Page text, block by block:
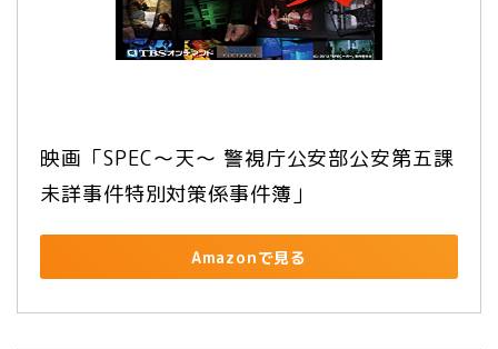
映画「SPEC～天～ 警視庁公安部公安第五課
未詳事件特別対策係事件簿」
Amazonで見る